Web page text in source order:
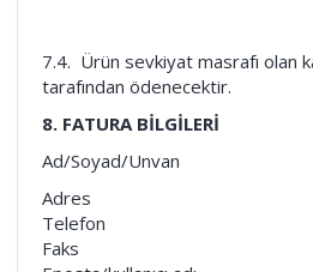
7.4. Ürün sevkiyat masrafı olan
tarafından ödenecektir.
8. FATURA BİLGİLERİ
Ad/Soyad/Unvan
Adres
Telefon
Faks